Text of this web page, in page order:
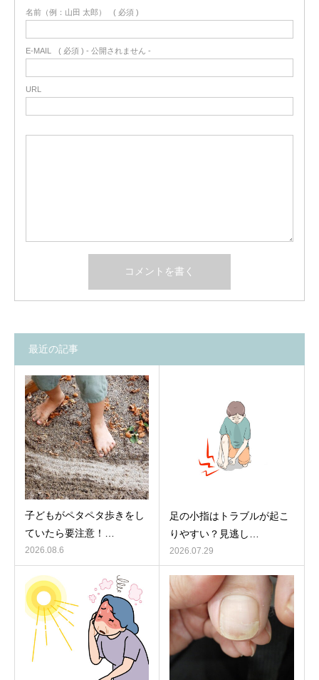
名前（例：山田 太郎） ( 必須 )
E-MAIL ( 必須 ) - 公開されません -
URL
最近の記事
子どもがペタペタ歩きをし
ていたら要注意！…
2026.08.6
足の小指はトラブルが起こ
りやすい？見逃し…
2026.07.29